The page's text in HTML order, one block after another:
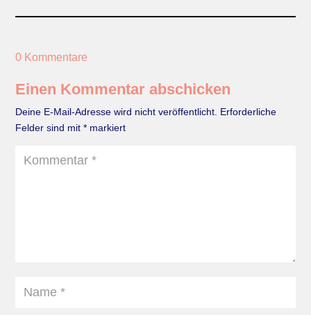
0 Kommentare
Einen Kommentar abschicken
Deine E-Mail-Adresse wird nicht veröffentlicht. Erforderliche
Felder sind mit* markiert